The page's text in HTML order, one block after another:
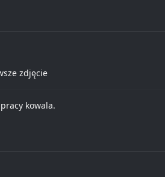
zdjęcie
kowala.